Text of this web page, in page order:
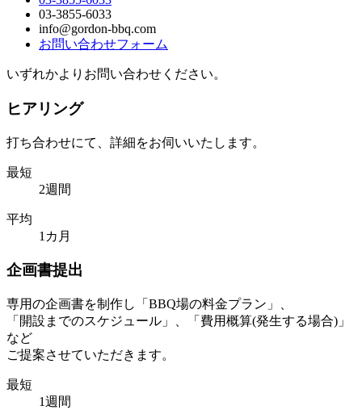
03-3855-6033
info@gordon-bbq.com
お問い合わせフォーム
いずれかよりお問い合わせください。
ヒアリング
打ち合わせにて、詳細をお伺いいたします。
最短
2週間
平均
1カ月
企画書提出
専用の企画書を制作し「BBQ場の料金プラン」、
「開設までのスケジュール」、「費用概算(発生する場合)」
など
ご提案させていただきます。
最短
1週間